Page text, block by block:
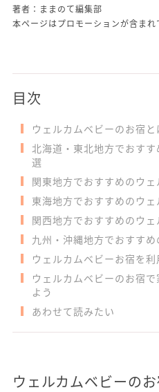
著者：ままのて編集部
本ページはプロモーションが含まれ
目次
ウェルカムベビーのお宿と
北海道・東北地方でおす
選
関東地方でおすすめのウ
東海地方でおすすめのウ
関西地方でおすすめのウ
九州・沖縄地方でおすす
ウェルカムベビーお宿を
ウェルカムベビーのお宿
よう
あわせて読みたい
ウェルカムベビーの